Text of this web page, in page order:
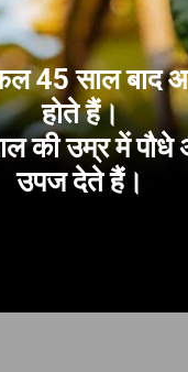
45 साल बाद
होते हैं।
की उम्र में पौधे
उपज देते हैं।